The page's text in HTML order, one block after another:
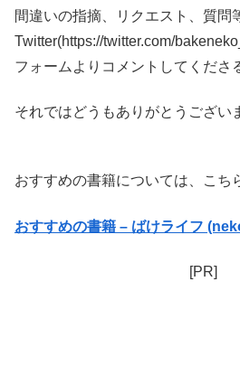
間違いの指摘、リクエスト、質問
Twitter(https://twitter.com/
フォームよりコメントしてくださ
それではどうもありがとうござい
おすすめの書籍については、こち
おすすめの書籍 – ばけライフ
[PR]